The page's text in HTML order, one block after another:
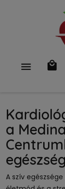
a
A szív